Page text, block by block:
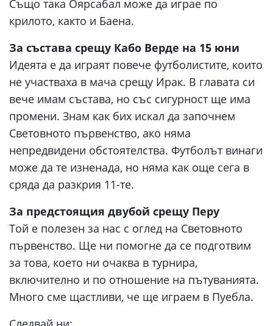
Също така Оярсабал може да играе по
крилото, както и Баена.
За състава срещу Кабо Верде на 15 юни
Идеята е да играят повече футболистите, които
не участваха в мача срещу Ирак. В главата си
вече имам състава, но със сигурност ще има
промени. Знам как бих искал да започнем
Световното първенство, ако няма
непредвидени обстоятелства. Футболът винаги
може да те изненада, но няма как още сега в
сряда да разкрия 11-те.
За предстоящия двубой срещу Перу
Той е полезен за нас с оглед на Световното
първенство. Ще ни помогне да се подготвим
за това, което ни очаква в турнира,
включително и по отношение на пътуванията.
Много сме щастливи, че ще играем в Пуебла.